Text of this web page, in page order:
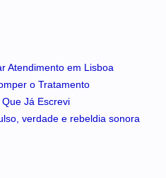
Atendimento em Lisboa
o Tratamento
Já Escrevi
verdade e rebeldia sonora